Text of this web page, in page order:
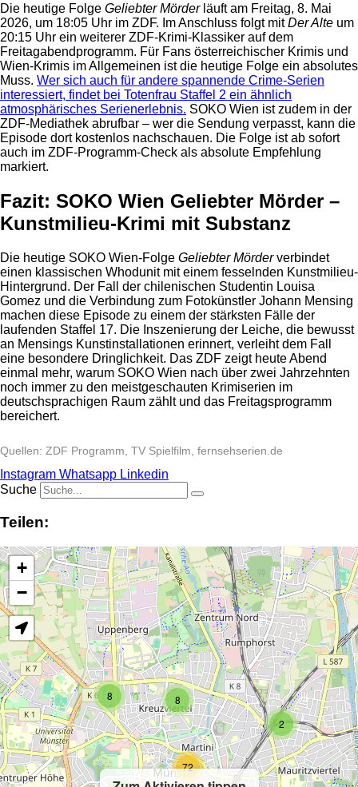
Die heutige Folge Geliebter Mörderläuft am Freitag, 8. Mai
2026, um 18:05 Uhr im ZDF. Im Anschluss folgt mitDer Alte um
20:15 Uhr ein weiterer ZDF-Krimi-Klassiker auf dem
Freitagabendprogramm. Für Fans österreichischer Krimis und
Wien-Krimis im Allgemeinen ist die heutige Folge ein absolutes
Muss. Wer sich auch für andere spannende Crime-Serien
interessiert, findet bei Totenfrau Staffel 2 ein ähnlich
atmosphärisches Serienerlebnis. SOKO Wien ist zudem in der
ZDF-Mediathek abrufbar – wer die Sendung verpasst, kann die
Episode dort kostenlos nachschauen. Die Folge ist ab sofort
auch im ZDF-Programm-Check als absolute Empfehlung
markiert.
Fazit: SOKO Wien Geliebter Mörder –
Kunstmilieu-Krimi mit Substanz
Die heutige SOKO Wien-Folge Geliebter Mörderverbindet
einen klassischen Whodunit mit einem fesselnden Kunstmilieu-
Hintergrund. Der Fall der chilenischen Studentin Louisa
Gomez und die Verbindung zum Fotokünstler Johann Mensing
machen diese Episode zu einem der stärksten Fälle der
laufenden Staffel 17. Die Inszenierung der Leiche, die bewusst
an Mensings Kunstinstallationen erinnert, verleiht dem Fall
eine besondere Dringlichkeit. Das ZDF zeigt heute Abend
einmal mehr, warum SOKO Wien nach über zwei Jahrzehnten
noch immer zu den meistgeschauten Krimiserien im
deutschsprachigen Raum zählt und das Freitagsprogramm
bereichert.
Quellen: ZDF Programm, TV Spielfilm, fernsehserien.de
Instagram Whatsapp Linkedin
Suche
Teilen:
2
8 8
72
+
−